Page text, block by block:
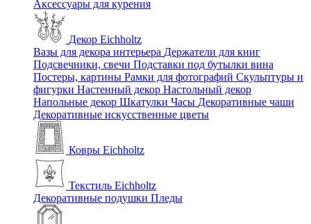
Аксессуары для курения
Декор Eichholtz
Вазы для декора интерьера Держатели для книг
Подсвечники, свечи Подставки под бутылки вина
Постеры, картины Рамки для фотографий Скульптуры и
фигурки Настенный декор Настольный декор
Напольные декор Шкатулки Часы Декоративные чаши
Декоративные искусственные цветы
Ковры Eichholtz
Текстиль Eichholtz
Декоративные подушки Пледы